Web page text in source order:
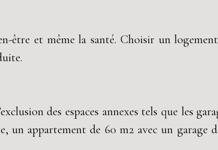
et même la santé. Choisir un
des espaces annexes tels que les
appartement de 60 m2 avec un garage